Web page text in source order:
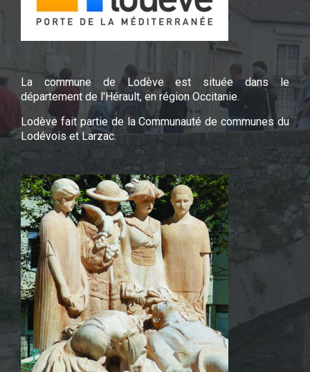
La commune de Lodève est située dans le
département de l'Hérault, en région Occitanie.
Lodève fait partie de la Communauté de communes du
Lodévois et Larzac.